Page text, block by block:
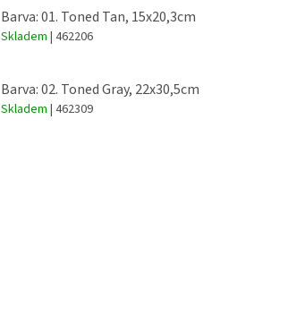
Barva: 01. Toned Tan, 15x20,3cm
Skladem | 462206
Barva: 02. Toned Gray, 22x30,5cm
Skladem | 462309